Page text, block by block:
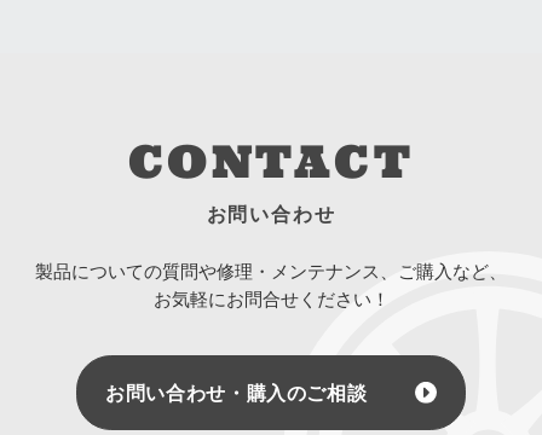
CONTACT
お問い合わせ
製品についての質問や修理・メンテナンス、ご購入など、
お気軽にお問合せください！
お問い合わせ・購入のご相談